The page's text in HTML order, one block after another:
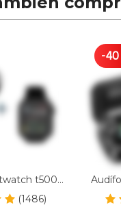
t500-
Con
(1486)
-40